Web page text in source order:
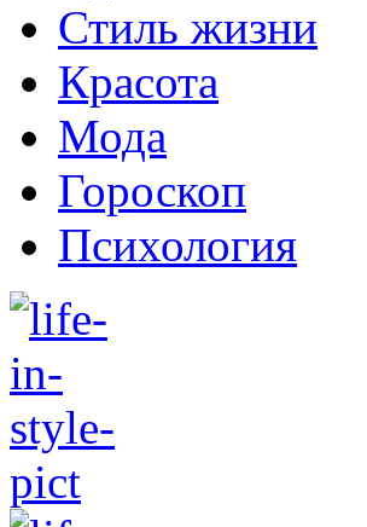
Стиль жизни
Красота
Мода
Гороскоп
Психология